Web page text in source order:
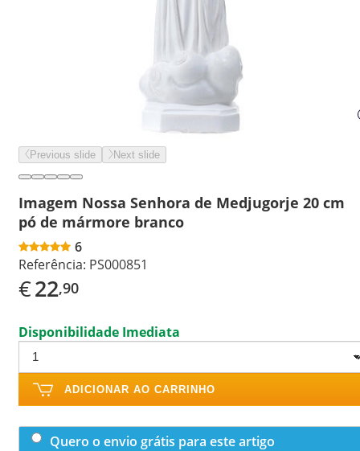
Previous slide Next slide
Imagem Nossa Senhora de Medjugorje 20 cm
pó de mármore branco
6
Referência: PS000851
€22,90
Disponibilidade Imediata
ADICIONAR AO CARRINHO
Quero o envio grátis para este artigo